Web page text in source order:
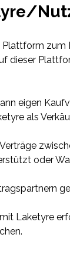
Plattform
dieser
eigen
als
oder
Laketyre